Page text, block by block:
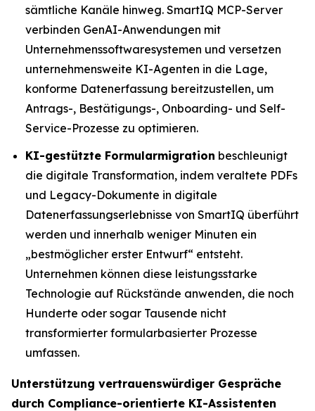
sämtliche Kanäle hinweg. SmartIQ MCP-Server
verbinden GenAI-Anwendungen mit
Unternehmenssoftwaresystemen und versetzen
unternehmensweite KI-Agenten in die Lage,
konforme Datenerfassung bereitzustellen, um
Antrags-, Bestätigungs-, Onboarding- und Self-
Service-Prozesse zu optimieren.
KI-gestützte Formularmigration beschleunigt
die digitale Transformation, indem veraltete PDFs
und Legacy-Dokumente in digitale
Datenerfassungserlebnisse von SmartIQ überführt
werden und innerhalb weniger Minuten ein
„bestmöglicher erster Entwurf“ entsteht.
Unternehmen können diese leistungsstarke
Technologie auf Rückstände anwenden, die noch
Hunderte oder sogar Tausende nicht
transformierter formularbasierter Prozesse
umfassen.
Unterstützung vertrauenswürdiger Gespräche
durch Compliance-orientierte KI-Assistenten